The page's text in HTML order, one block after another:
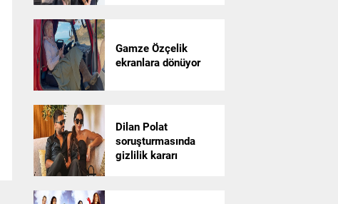
Gamze Özçelik
ekranlara dönüyor
Dilan Polat
soruşturmasında
gizlilik kararı